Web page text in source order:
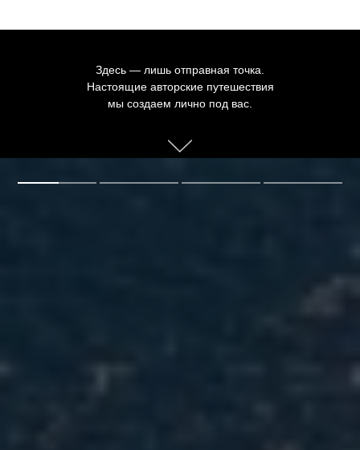
Здесь — лишь отправная точка.
Настоящие авторские путешествия
мы создаем лично под вас.